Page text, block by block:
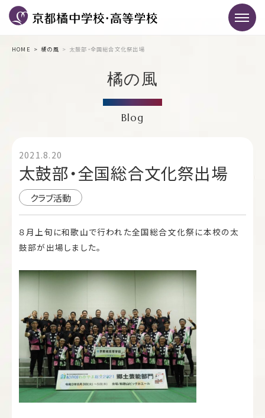
HOME 橘の風 太鼓部・全国総合文化祭出場
橘の風
Blog
2021.8.20
太鼓部・全国総合文化祭出場
クラブ活動
８月上旬に和歌山で行われた全国総合文化祭に本校の太
鼓部が出場しました。